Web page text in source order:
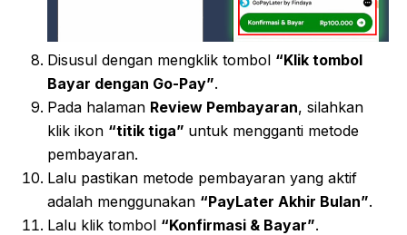
Disusul dengan mengklik tombol “Klik tombol
Bayar dengan Go-Pay”.
Pada halaman Review Pembayaran, silahkan
klik ikon “titik tiga” untuk mengganti metode
pembayaran.
Lalu pastikan metode pembayaran yang aktif
adalah menggunakan “PayLater Akhir Bulan”.
Lalu klik tombol “Konfirmasi & Bayar”.